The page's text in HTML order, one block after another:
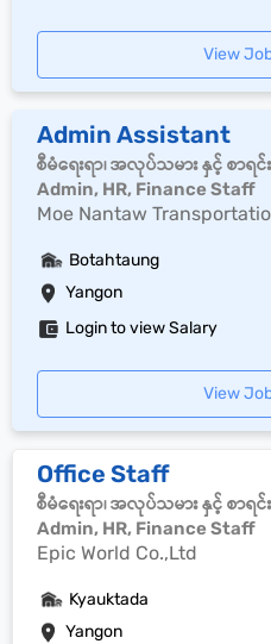
View
Admin Assistant
စီမံရေးရာ၊ အလုပ်သမား နှင့် စာရင်
Admin, HR, Finance Staff
Moe Nantaw
Yangon
Botahtaung
Login to view Salary
View
Office Staff
စီမံရေးရာ၊ အလုပ်သမား နှင့် စာရင်
Admin, HR, Finance Staff
Epic World Co.,Ltd
Yangon
Kyauktada